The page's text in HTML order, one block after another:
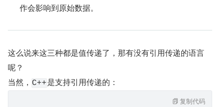
作会影响到原始数据。
这么说来这三种都是值传递了，那有没有引用传递的语言
呢？
当然， C++是支持引用传递的：
复制代码